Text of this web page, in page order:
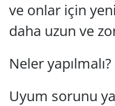
ve onlar için
daha uzun ve
Neler yapılmalı?
Uyum sorunu